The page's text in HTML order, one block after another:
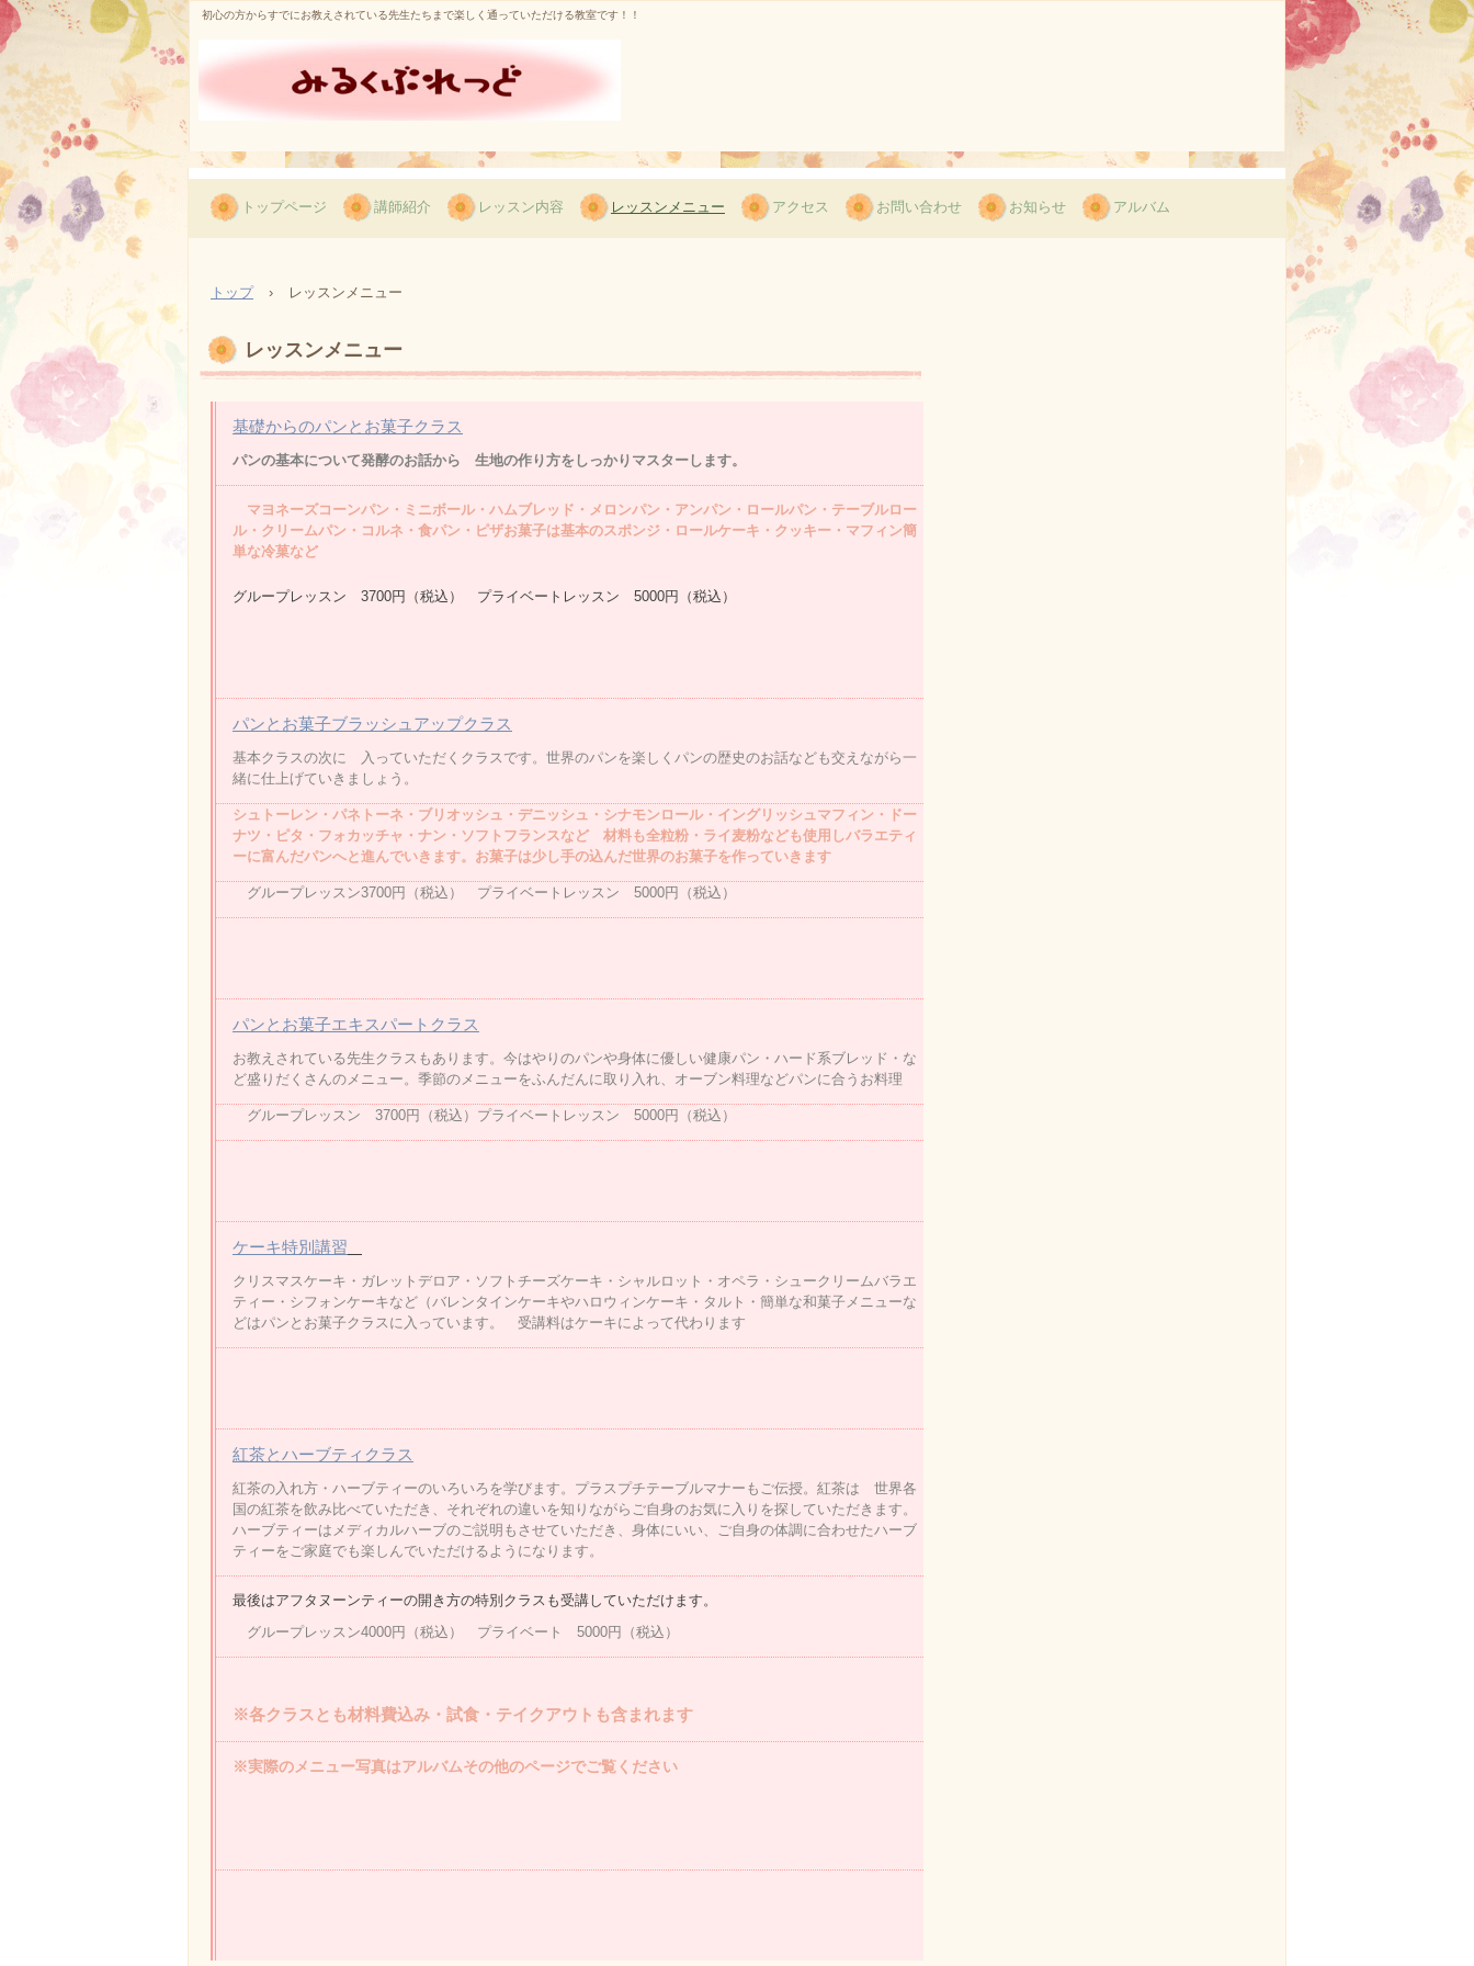
初心の方からすでにお教えされている先生たちまで楽しく通っていただける教室です！！
トップページ 講師紹介 レッスン内容 レッスンメニュー アクセス お問い合わせ お知らせ アルバム
トップ › レッスンメニュー
レッスンメニュー
基礎からのパンとお菓子クラス
パンの基本について発酵のお話から 生地の作り方をしっかりマスターします。
マヨネーズコーンパン・ミニボール・ハムブレッド・メロンパン・アンパン・ロールパン・テーブルロー
ル・クリームパン・コルネ・食パン・ピザお菓子は基本のスポンジ・ロールケーキ・クッキー・マフィン簡
単な冷菓など
グループレッスン 3700円（税込） プライベートレッスン 5000円（税込）
パンとお菓子ブラッシュアップクラス
基本クラスの次に 入っていただくクラスです。世界のパンを楽しくパンの歴史のお話なども交えながら一
緒に仕上げていきましょう。
シュトーレン・パネトーネ・ブリオッシュ・デニッシュ・シナモンロール・イングリッシュマフィン・ドー
ナツ・ピタ・フォカッチャ・ナン・ソフトフランスなど 材料も全粒粉・ライ麦粉なども使用しバラエティ
ーに富んだパンへと進んでいきます。お菓子は少し手の込んだ世界のお菓子を作っていきます
グループレッスン3700円（税込） プライベートレッスン 5000円（税込）
パンとお菓子エキスパートクラス
お教えされている先生クラスもあります。今はやりのパンや身体に優しい健康パン・ハード系ブレッド・な
ど盛りだくさんのメニュー。季節のメニューをふんだんに取り入れ、オーブン料理などパンに合うお料理
グループレッスン 3700円（税込）プライベートレッスン 5000円（税込）
ケーキ特別講習
クリスマスケーキ・ガレットデロア・ソフトチーズケーキ・シャルロット・オペラ・シュークリームバラエ
ティー・シフォンケーキなど（バレンタインケーキやハロウィンケーキ・タルト・簡単な和菓子メニューな
どはパンとお菓子クラスに入っています。 受講料はケーキによって代わります
紅茶とハーブティクラス
紅茶の入れ方・ハーブティーのいろいろを学びます。プラスプチテーブルマナーもご伝授。紅茶は 世界各
国の紅茶を飲み比べていただき、それぞれの違いを知りながらご自身のお気に入りを探していただきます。
ハーブティーはメディカルハーブのご説明もさせていただき、身体にいい、ご自身の体調に合わせたハーブ
ティーをご家庭でも楽しんでいただけるようになります。
最後はアフタヌーンティーの開き方の特別クラスも受講していただけます。
グループレッスン4000円（税込） プライベート 5000円（税込）
※各クラスとも材料費込み・試食・テイクアウトも含まれます
※実際のメニュー写真はアルバムその他のページでご覧ください